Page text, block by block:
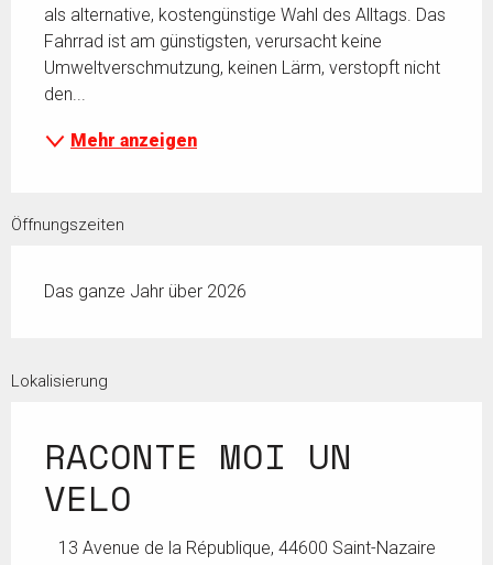
als alternative, kostengünstige Wahl des Alltags. Das
Fahrrad ist am günstigsten, verursacht keine
Umweltverschmutzung, keinen Lärm, verstopft nicht
den...
Mehr anzeigen
Öffnungszeiten
Das ganze Jahr über 2026
Lokalisierung
RACONTE MOI UN
VELO
13 Avenue de la République, 44600 Saint-Nazaire